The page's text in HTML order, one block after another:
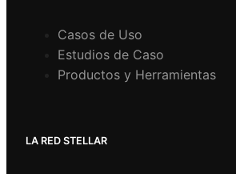
Casos de Uso
Estudios de Caso
Productos y Herramientas
LA RED STELLAR